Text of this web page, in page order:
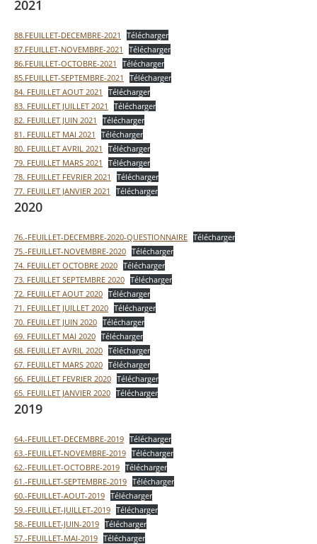
2021
88.FEUILLET-DECEMBRE-2021
Télécharger
87.FEUILLET-NOVEMBRE-2021
Télécharger
86.FEUILLET-OCTOBRE-2021
Télécharger
85.FEUILLET-SEPTEMBRE-2021
Télécharger
84. FEUILLET AOUT 2021
Télécharger
83. FEUILLET JUILLET 2021
Télécharger
82. FEUILLET JUIN 2021
Télécharger
81. FEUILLET MAI 2021
Télécharger
80. FEUILLET AVRIL 2021
Télécharger
79. FEUILLET MARS 2021
Télécharger
78. FEUILLET FEVRIER 2021
Télécharger
77. FEUILLET JANVIER 2021
Télécharger
2020
76.-FEUILLET-DECEMBRE-2020-QUESTIONNAIRE Télécharger
75.-FEUILLET-NOVEMBRE-2020 Télécharger
74. FEUILLET OCTOBRE 2020 Télécharger
73. FEUILLET SEPTEMBRE 2020 Télécharger
72. FEUILLET AOUT 2020 Télécharger
71. FEUILLET JUILLET 2020 Télécharger
70. FEUILLET JUIN 2020 Télécharger
69. FEUILLET MAI 2020 Télécharger
68. FEUILLET AVRIL 2020 Télécharger
67. FEUILLET MARS 2020 Télécharger
66. FEUILLET FEVRIER 2020 Télécharger
65. FEUILLET JANVIER 2020 Télécharger
2019
64.-FEUILLET-DECEMBRE-2019 Télécharger
63.-FEUILLET-NOVEMBRE-2019 Télécharger
62.-FEUILLET-OCTOBRE-2019 Télécharger
61.-FEUILLET-SEPTEMBRE-2019 Télécharger
60.-FEUILLET-AOUT-2019 Télécharger
59.-FEUILLET-JUILLET-2019 Télécharger
58.-FEUILLET-JUIN-2019 Télécharger
57.-FEUILLET-MAI-2019 Télécharger